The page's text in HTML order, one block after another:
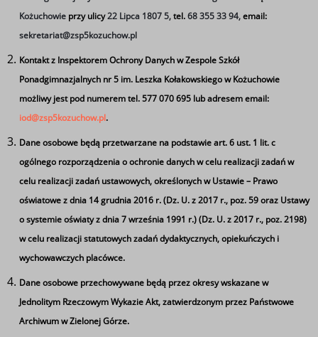
Plan zajęć II LOD 22-23.05.2026r.
więcej
Plan zajęć w szkole zaocznej 08-
09.05.2026r.
więcej
Stronicowanie
Kożuchowie przy ulicy22 Lipca 1807 5,tel.68 355 33 94,email:
sekretariat@zsp5kozuchow.pl
Kontakt z Inspektorem Ochrony Danych w Zespole Szkół
Ponadgimnazjalnych nr 5 im. Leszka Kołakowskiego w Kożuchowie
możliwy jest pod numerem tel. 577 070 695 lub adresem email:
iod@zsp5kozuchow.pl.
Dane osobowe będą przetwarzane na podstawie art. 6 ust. 1 lit. c
ogólnego rozporządzenia o ochronie danych w celu realizacji zadań w
celu realizacji zadań ustawowych, określonych w Ustawie – Prawo
oświatowe z dnia 14 grudnia 2016 r. (Dz. U. z 2017 r., poz. 59 oraz Ustawy
o systemie oświaty z dnia 7 września 1991 r.) (Dz. U. z 2017 r., poz. 2198)
w celu realizacji statutowych zadań dydaktycznych, opiekuńczych i
wychowawczych placówce.
Dane osobowe przechowywane będą przez okresy wskazane w
Jednolitym Rzeczowym Wykazie Akt, zatwierdzonym przez Państwowe
Archiwum w Zielonej Górze.